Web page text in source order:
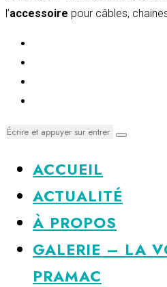
l’accessoire pour câbles,
ACCUEIL
ACTUALITÉ
À PROPOS
GALERIE – LA
PRAMAC